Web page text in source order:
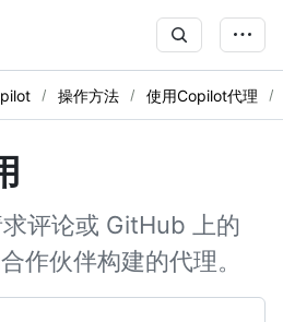
操作方法 使用Copilot代理
评论或 GitHub 上的
作伙伴构建的代理。